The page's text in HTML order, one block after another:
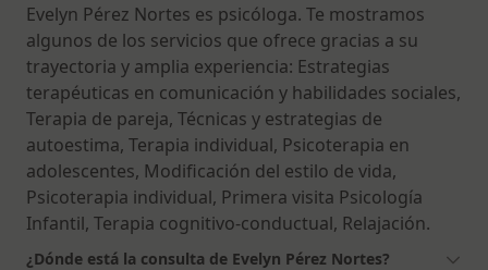
Evelyn Pérez Nortes es psicóloga. Te mostramos
algunos de los servicios que ofrece gracias a su
trayectoria y amplia experiencia: Estrategias
terapéuticas en comunicación y habilidades sociales,
Terapia de pareja, Técnicas y estrategias de
autoestima, Terapia individual, Psicoterapia en
adolescentes, Modificación del estilo de vida,
Psicoterapia individual, Primera visita Psicología
Infantil, Terapia cognitivo-conductual, Relajación.
¿Dónde está la consulta de Evelyn Pérez Nortes?